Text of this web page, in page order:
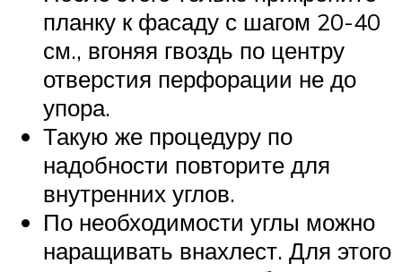
планку к фасаду с шагом 20-40
см., вгоняя гвоздь по центру
отверстия перфорации не до
упора.
Такую же процедуру по
надобности повторите для
внутренних углов.
По необходимости углы можно
наращивать внахлест. Для этого